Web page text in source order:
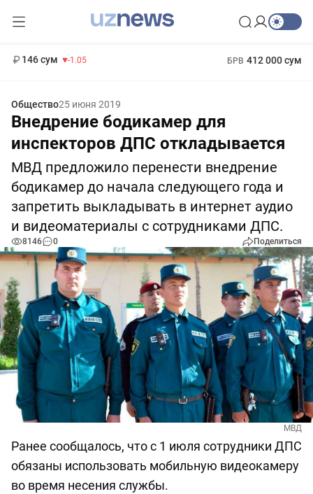
146 сум -1.05 БРВ 412 000 сум
Общество25 июня 2019
Внедрение бодикамер для
инспекторов ДПС откладывается
МВД предложило перенести внедрение
бодикамер до начала следующего года и
запретить выкладывать в интернет аудио
и видеоматериалы с сотрудниками ДПС.
8146 0 Поделиться
МВД
Ранее сообщалось, что с 1 июля сотрудники ДПС
обязаны использовать мобильную видеокамеру
во время несения службы.